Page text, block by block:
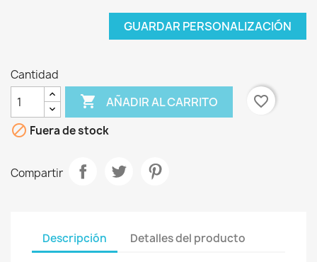
GUARDAR PERSONALIZACIÓN
Cantidad
 AÑADIR AL CARRITO
favorite_border
 Fuera de stock
Compartir
Descripción Detalles del producto